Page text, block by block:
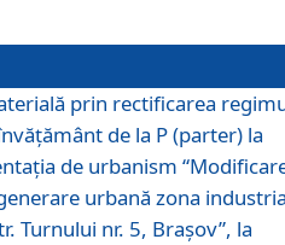
prin rectificarea
de la P (parter) la
de urbanism
urbană zona
Turnului nr. 5, Braşov”, la